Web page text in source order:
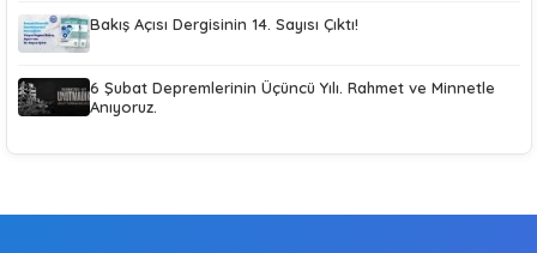
Bakış Açısı Dergisinin 14. Sayısı Çıktı!
6 Şubat Depremlerinin Üçüncü Yılı. Rahmet ve Minnetle
Anıyoruz.